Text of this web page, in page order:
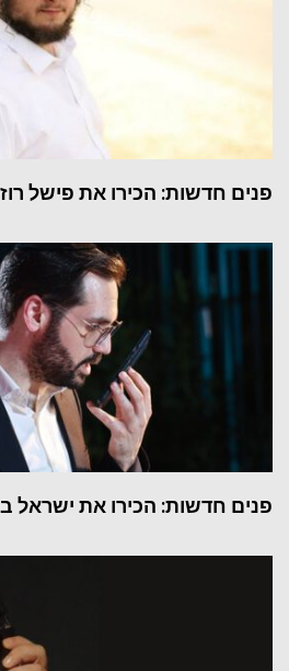
פנים חדשות: הכירו את פישל
פנים חדשות: הכירו את ישראל